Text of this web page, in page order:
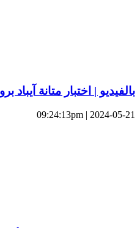
بالفيديو | اختبار متانة آيباد
2024-05-21 | 09:24:13pm